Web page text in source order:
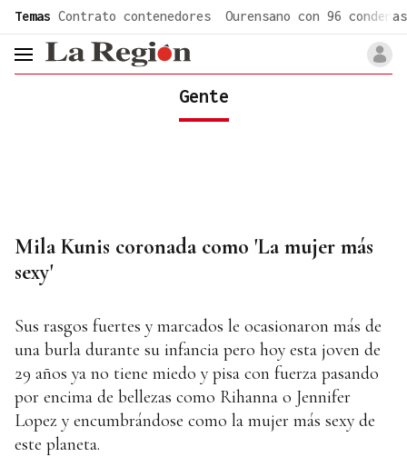
Temas Contrato contenedores Ourensano con 96 condenas
header.menu.open
Gente
Mila Kunis coronada como 'La mujer más
sexy'
Sus rasgos fuertes y marcados le ocasionaron más de
una burla durante su infancia pero hoy esta joven de
29 años ya no tiene miedo y pisa con fuerza pasando
por encima de bellezas como Rihanna o Jennifer
Lopez y encumbrándose como la mujer más sexy de
este planeta.